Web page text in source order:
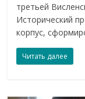
третьей
Исторический
корпус,
Читать далее